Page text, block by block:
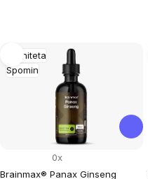
List
of
products
Imuniteta
Spomin
Brainmax® Panax Ginseng
0x